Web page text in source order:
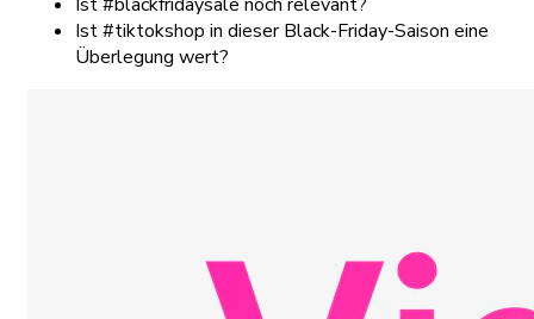
Ist #tiktokshop in dieser Black-Friday-Saison eine
Überlegung wert?